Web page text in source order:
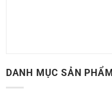
DANH MỤC SẢN PHẨM